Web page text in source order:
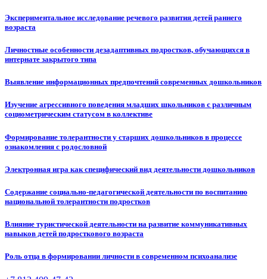
Экспериментальное исследование речевого развития детей раннего
возраста
Личностные особенности дезадаптивных подростков, обучающихся в
интернате закрытого типа
Выявление информационных предпочтений современных дошкольников
Изучение агрессивного поведения младших школьников с различным
социометрическим статусом в коллективе
Формирование толерантности у старших дошкольников в процессе
ознакомления с родословной
Электронная игра как специфический вид деятельности дошкольников
Содержание социально-педагогической деятельности по воспитанию
национальной толерантности подростков
Влияние туристической деятельности на развитие коммуникативных
навыков детей подросткового возраста
Роль отца в формировании личности в современном психоанализе